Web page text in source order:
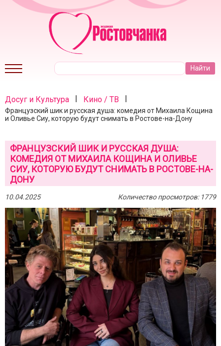
Досуг и Культура | Кино / ТВ |
Французский шик и русская душа: комедия от Михаила Кощина
и Оливье Сиу, которую будут снимать в Ростове-на-Дону
ФРАНЦУЗСКИЙ ШИК И РУССКАЯ ДУША:
КОМЕДИЯ ОТ МИХАИЛА КОЩИНА И ОЛИВЬЕ
СИУ, КОТОРУЮ БУДУТ СНИМАТЬ В РОСТОВЕ-НА-
ДОНУ
10.04.2025 Количество просмотров: 1779